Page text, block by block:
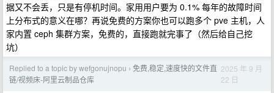
据又不会丢，只是有停机时间。家用用户要为 0.1% 每年的故障时间
上分布式的意义在哪？再说免费的方案你也可以跑多个 pve 主机，人
家内置 ceph 集群方案，免费的，直接跑就完事了（然后给自己挖
坑）
Replied to a topic by wefgonujnopu › 免费,稳定,速度快的文件直
链/视频床-阿里云制品仓库
2025 年 9 月
22 日